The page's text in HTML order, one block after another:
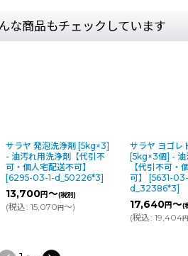
な商品もチェックしています
サラヤ 発泡洗浄剤 [5kg×3]
- 油汚れ用洗浄剤【代引不
可・個人宅配送不可】
[6295-03-1-d_50226*3]
13,700円～(税別)
(税込: 15,070円～)
サラヤ ヨゴレ
[5kg×3個] - 油
【代引不可・
可】
[5631-
d_32386*3]
17,640円～(
(税込: 19,404